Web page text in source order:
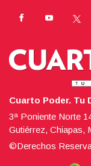
Cuarto Poder. Tu
3ª Poniente Norte
Gutiérrez, Chiapas,
©Derechos